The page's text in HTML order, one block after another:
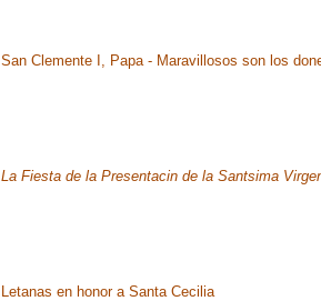
San Clemente I, Papa - Maravillosos son los
La Fiesta de la Presentacin de la Santsima
Letanas en honor a Santa Cecilia